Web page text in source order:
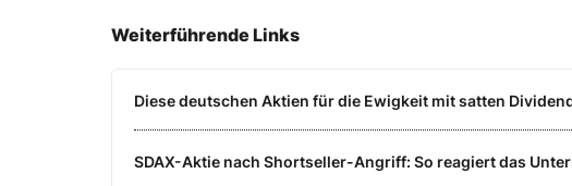
Weiterführende Links
Diese deutschen Aktien für die Ewigkeit mit satten
SDAX-Aktie nach Shortseller-Angriff: So reagiert das